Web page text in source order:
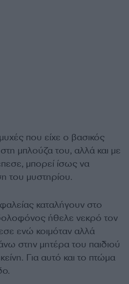
που είχε ο βασικός
μπλούζα του, αλλά και με
μπορεί ίσως να
του μυστηρίου.
καταλήγουν στο
ήθελε νεκρό τον
ενώ κοιμόταν αλλά
στην μητέρα του παιδιού
Για αυτό και το πτώμα